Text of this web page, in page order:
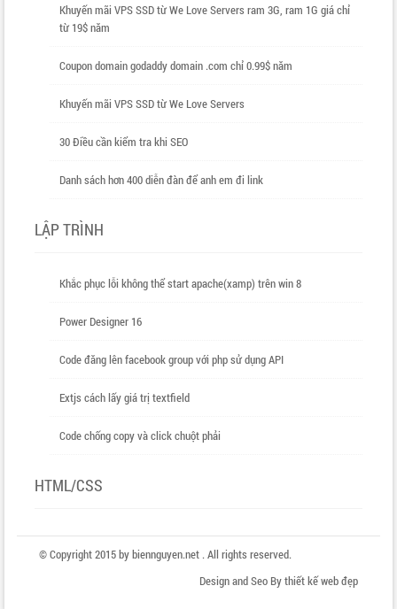
Khuyến mãi VPS SSD từ We Love Servers ram 3G, ram 1G giá chỉ
từ 19$ năm
Coupon domain godaddy domain .com chỉ 0.99$ năm
Khuyến mãi VPS SSD từ We Love Servers
30 Điều cần kiểm tra khi SEO
Danh sách hơn 400 diễn đàn để anh em đi link
LẬP TRÌNH
Khắc phục lỗi không thể start apache(xamp) trên win 8
Power Designer 16
Code đăng lên facebook group với php sử dụng API
Extjs cách lấy giá trị textfield
Code chống copy và click chuột phải
HTML/CSS
© Copyright 2015 by biennguyen.net . All rights reserved.
Design and Seo Bythiết kế web đẹp